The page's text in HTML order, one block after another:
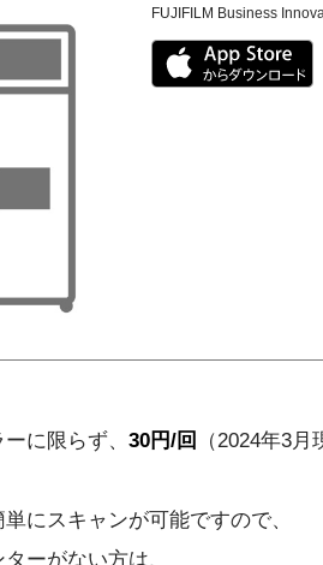
FUJIFILM Business
に限らず、 30円/回 （2024年3
にスキャンが可能ですので、
ーがない方は、